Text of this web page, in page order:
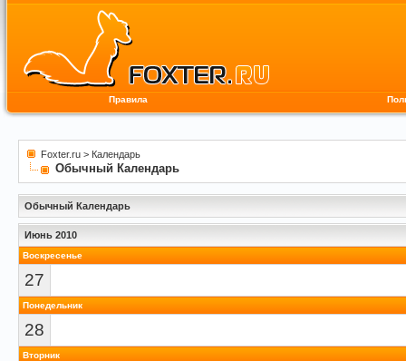
Правила
Foxter.ru > Календарь
Обычный Календарь
Обычный Календарь
Июнь 2010
Воскресенье
27
Понедельник
28
Вторник